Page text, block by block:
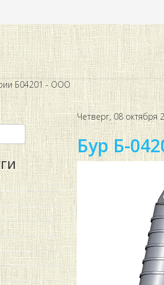
Б04201 - ООО
Четверг, 08 октября
Бур Б-